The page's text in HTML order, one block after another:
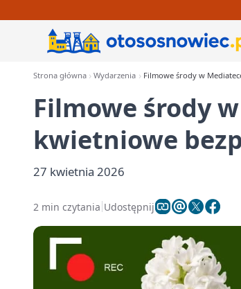
Strona główna Wydarzenia Filmowe środy w
Filmowe środy
kwietniowe
27 kwietnia 2026
2 min czytania Udostępnij